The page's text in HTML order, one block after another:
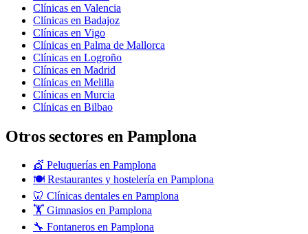
Clínicas en Valencia
Clínicas en Badajoz
Clínicas en Vigo
Clínicas en Palma de Mallorca
Clínicas en Logroño
Clínicas en Madrid
Clínicas en Melilla
Clínicas en Murcia
Clínicas en Bilbao
Otros sectores en Pamplona
💇 Peluquerías en Pamplona
🍽️ Restaurantes y hostelería en Pamplona
🦷 Clínicas dentales en Pamplona
🏋️ Gimnasios en Pamplona
🔧 Fontaneros en Pamplona